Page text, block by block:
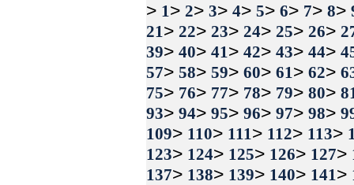
> 1 > 2> 3> 4> 5> 6> 7> 8>
21 > 22> 23> 24> 25> 26>
39> 40> 41 > 42> 43> 44>
57> 58> 59> 60> 61 > 62>
75> 76> 77> 78> 79> 80>
93> 94> 95> 96> 97> 98>
109> 110> 111 > 112> 113>
123> 124> 125> 126> 127>
137> 138> 139> 140> 141 >